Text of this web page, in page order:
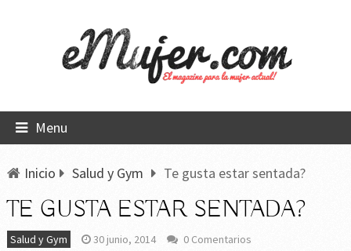
Menu
Inicio Salud y Gym Te gusta estar sentada?
TE GUSTA ESTAR SENTADA?
Salud y Gym 30 junio, 2014
0 Comentarios